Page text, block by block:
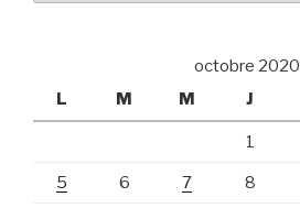
octobre 2020
L
M M J
1
5 6 7 8